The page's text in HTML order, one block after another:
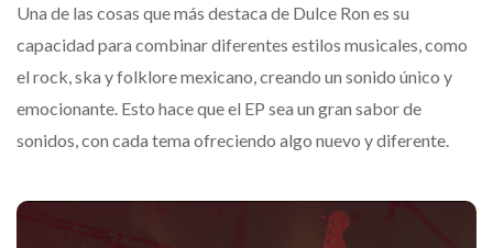
Una de las cosas que más destaca de Dulce Ron es su
capacidad para combinar diferentes estilos musicales, como
el rock, ska y folklore mexicano, creando un sonido único y
emocionante. Esto hace que el EP sea un gran sabor de
sonidos, con cada tema ofreciendo algo nuevo y diferente.